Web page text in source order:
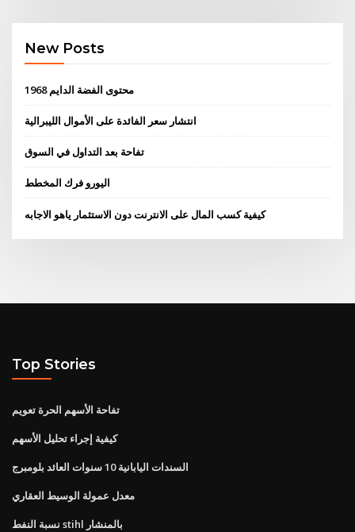
New Posts
1968 محتوى الفضة الدايم
انتشار سعر الفائدة على الأموال الليبرالية
تفاحة بعد التداول في السوق
اليورو فرك المخطط
كيفية كسب المال على الانترنت دون الاستثمار ياهو الاجابه
Top Stories
تفاحة الأسهم الحرة تعويم
كيفية إجراء تحليل الأسهم
السندات اليابانية 10 سنوات العائد بلومبرج
معدل عمولة الوسيط العقاري
نسبة النفط stihl بالمنشار